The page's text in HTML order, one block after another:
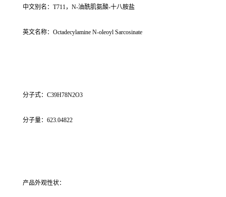
中文别名：T711，N-油酰肌氨酸-十八胺盐
英文名称：Octadecylamine N-oleoyl Sarcosinate
分子式：C39H78N2O3
分子量：623.04822
产品外观性状：